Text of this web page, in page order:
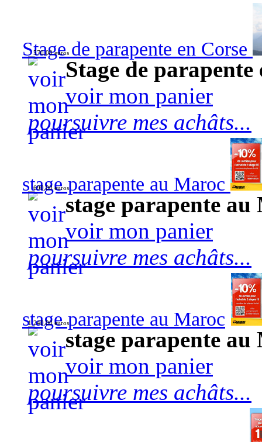
Stage de parapente en Corse
570,00 euros
Stage de
voir mon panier
poursuivre mes achâts...
stage parapente au Maroc
690,00 euros
stage parapente
voir mon panier
poursuivre mes achâts...
stage parapente au Maroc
1 240,00 euros
stage parapente au
voir mon panier
poursuivre mes achâts...